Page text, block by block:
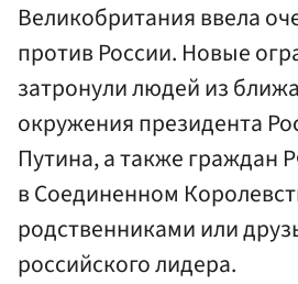
Великобритания ввела
против России. Новые
затронули людей из
окружения президента
Путина, а также граждан
в Соединенном
родственниками или
российского лидера.